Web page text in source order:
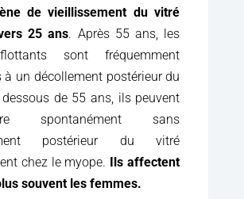
de vieillissement du vitré
25 ans. Après 55 ans, les
sont fréquemment
à un décollement postérieur du
de 55 ans, ils peuvent
spontanément sans
postérieur du vitré
chez le myope. Ils affectent
souvent les femmes.